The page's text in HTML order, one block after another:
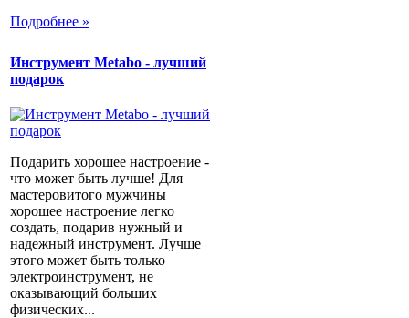
Подробнее »
Инструмент Metabo - лучший
подарок
Подарить хорошее настроение -
что может быть лучше! Для
мастеровитого мужчины
хорошее настроение легко
создать, подарив нужный и
надежный инструмент. Лучше
этого может быть только
электроинструмент, не
оказывающий больших
физических...